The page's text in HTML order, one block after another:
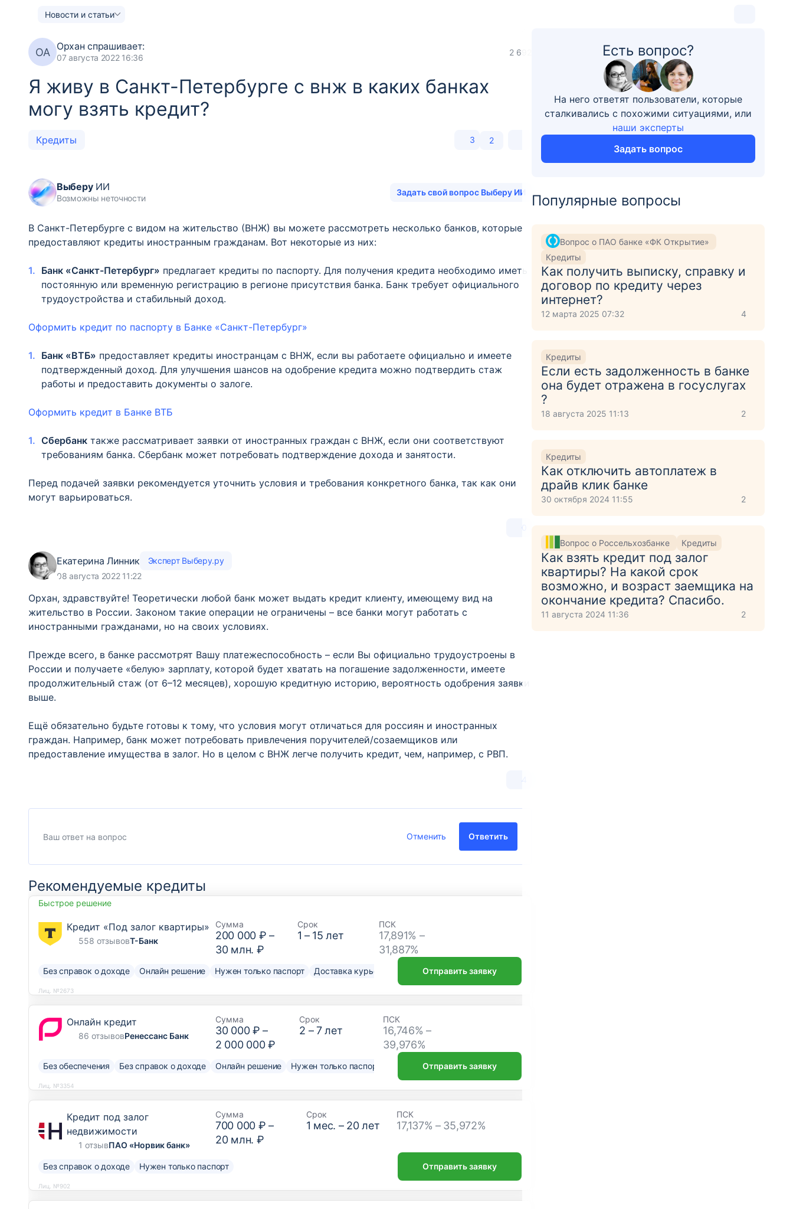
Новости и статьи
ОА Орхан спрашивает:
07 августа 2022 16:36
2 692
Я живу в Санкт-Петербурге с внж в каких банках
могу взять кредит?
Кредиты 3 2
ВыберуИИ
Возможны неточности
Задать свой вопрос Выберу ИИ
В Санкт-Петербурге с видом на жительство (ВНЖ) вы можете рассмотреть несколько банков, которые
предоставляют кредиты иностранным гражданам. Вот некоторые из них:
Банк «Санкт-Петербург» предлагает кредиты по паспорту. Для получения кредита необходимо иметь
постоянную или временную регистрацию в регионе присутствия банка. Банк требует официального
трудоустройства и стабильный доход.
Оформить кредит по паспорту в Банке «Санкт-Петербург»
Банк «ВТБ» предоставляет кредиты иностранцам с ВНЖ, если вы работаете официально и имеете
подтвержденный доход. Для улучшения шансов на одобрение кредита можно подтвердить стаж
работы и предоставить документы о залоге.
Оформить кредит в Банке ВТБ
Сбербанк также рассматривает заявки от иностранных граждан с ВНЖ, если они соответствуют
требованиям банка. Сбербанк может потребовать подтверждение дохода и занятости.
Перед подачей заявки рекомендуется уточнить условия и требования конкретного банка, так как они
могут варьироваться.
0
Екатерина Линник
Эксперт Выберу.ру
08 августа 2022 11:22
Орхан, здравствуйте! Теоретически любой банк может выдать кредит клиенту, имеющему вид на
жительство в России. Законом такие операции не ограничены – все банки могут работать с
иностранными гражданами, но на своих условиях.
Прежде всего, в банке рассмотрят Вашу платежеспособность – если Вы официально трудоустроены в
России и получаете «белую» зарплату, которой будет хватать на погашение задолженности, имеете
продолжительный стаж (от 6–12 месяцев), хорошую кредитную историю, вероятность одобрения заявки
выше.
Ещё обязательно будьте готовы к тому, что условия могут отличаться для россиян и иностранных
граждан. Например, банк может потребовать привлечения поручителей/созаемщиков или
предоставление имущества в залог. Но в целом с ВНЖ легче получить кредит, чем, например, с РВП.
4
Отменить Ответить
Рекомендуемые кредиты
Быстрое решение
Кредит «Под залог квартиры»
558 отзывовТ-Банк
Сумма
200 000 ₽ –
30 млн. ₽
Срок
1 – 15 лет
ПСК
17,891% –
31,887%
Без справок о доходе Онлайн решение Нужен только паспорт Доставка курьером Отправить заявку
Лиц. №2673
Онлайн кредит
86 отзывовРенессанс Банк
Сумма
30 000 ₽ –
2 000 000 ₽
Срок
2 –7лет
ПСК
16,746% –
39,976%
Без обеспечения Без справок о доходе Онлайн решение Нужен только паспорт Отправить заявку
Лиц. №3354
Кредит под залог
недвижимости
1 отзывПАО «Норвик банк»
Сумма
700 000 ₽ –
20 млн. ₽
Срок
1 мес. – 20лет
ПСК
17,137% – 35,972%
Без справок о доходе Нужен только паспорт Отправить заявку
Лиц. №902
Есть вопрос?
На него ответят пользователи, которые
сталкивались с похожими ситуациями, или
наши эксперты
Задать вопрос
Популярные вопросы
Вопрос о ПАО банке «ФК Открытие»
Кредиты
Как получить выписку, справку и
договор по кредиту через
интернет?
12 марта 2025 07:32 4
Кредиты
Если есть задолженность в банке
она будет отражена в госуслугах
?
18 августа 2025 11:13 2
Кредиты
Как отключить автоплатеж в
драйв клик банке
30 октября 2024 11:55 2
Вопрос о Россельхозбанке Кредиты
Как взять кредит под залог
квартиры? На какой срок
возможно, и возраст заемщика на
окончание кредита? Спасибо.
11 августа 2024 11:36 2